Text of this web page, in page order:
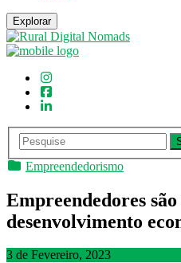
Explorar
Empreendedorismo
Empreendedores
desenvolvimento
3 de Fevereiro, 2023